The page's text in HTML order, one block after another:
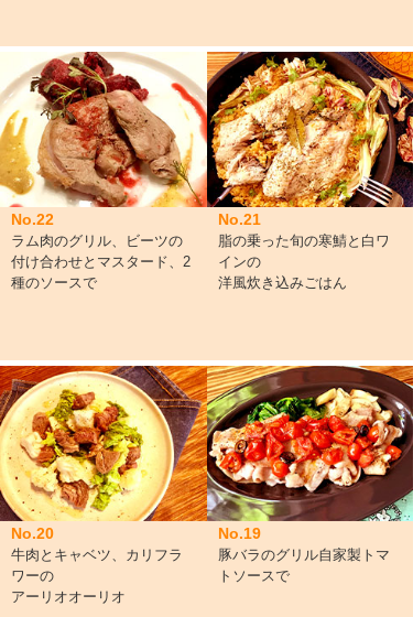
No.22
ラム肉のグリル、ビーツの
付け合わせとマスタード、2
種のソースで
No.21
脂の乗った旬の寒鯖と白ワ
インの
洋風炊き込みごはん
No.20
牛肉とキャベツ、カリフラ
ワーの
アーリオオーリオ
No.19
豚バラのグリル自家製トマ
トソースで